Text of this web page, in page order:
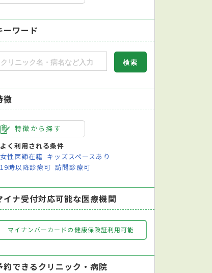
ーワード
徴
特徴から探す
よく利用される条件
女性医師在籍 キッズスペースあり
19時以降診療可 訪問診療可
イナ受付対応可能な医療機関
マイナンバーカードの健康保険証利用可能
約できるクリニック・病院